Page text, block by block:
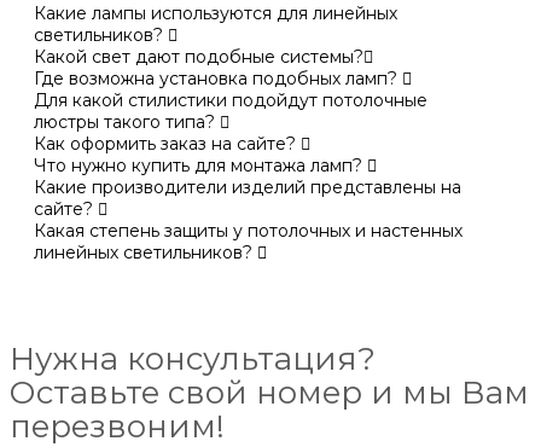
Какие лампы используются для линейных
светильников?
Какой свет дают подобные системы?
Где возможна установка подобных ламп?
Для какой стилистики подойдут потолочные
люстры такого типа?
Как оформить заказ на сайте?
Что нужно купить для монтажа ламп?
Какие производители изделий представлены на
сайте?
Какая степень защиты у потолочных и настенных
линейных светильников?
Нужна консультация?
Оставьте свой номер и мы Вам
перезвоним!